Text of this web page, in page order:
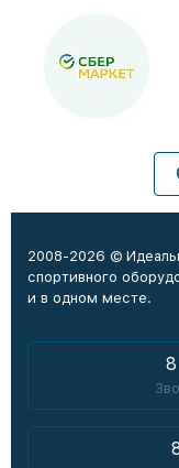
2008-2026 ©
спортивного
и в одном месте.